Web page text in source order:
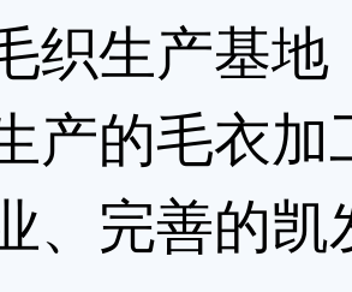
织生产基
产的毛衣
、完善的